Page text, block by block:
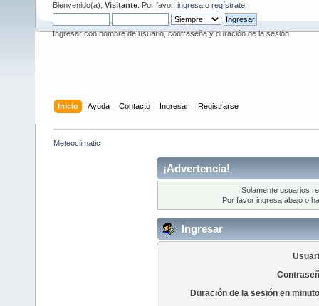
Bienvenido(a), Visitante . Por favor, ingresa o regístrate
Ingresar con nombre de usuario, contraseña y duración de la sesión
Inicio Ayuda Contacto Ingresar Registrarse
Meteoclimatic
¡Advertencia!
Solamente usuarios
Por favor ingresa abajo o
Ingresar
Duración de la sesión en